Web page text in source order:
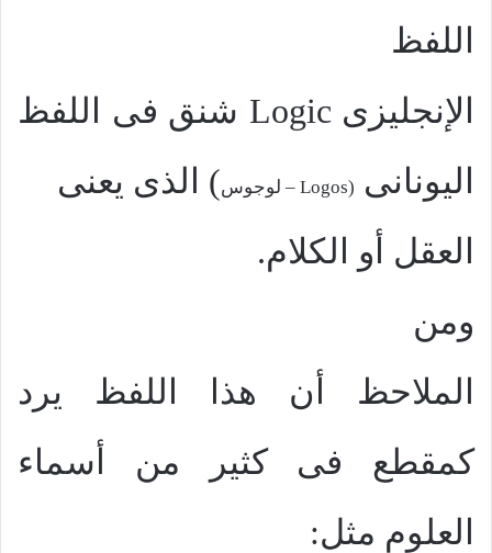
اللفظ
الإنجليزىLogic شنق فى اللفظ
اليونانى (
Logos – لوجوس) الذى يعنى
العقل أو الكلام.
ومن
الملاحظ أن هذا اللفظ يرد
كمقطع فى كثير من أسماء
العلوم مثل: